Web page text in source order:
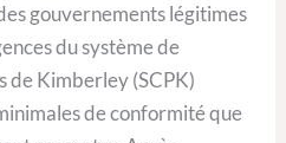
gouvernements légitimes
du système de
de Kimberley (SCPK)
de conformité que